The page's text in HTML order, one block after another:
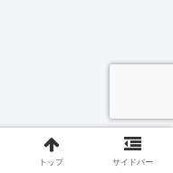
トップ サイドバー